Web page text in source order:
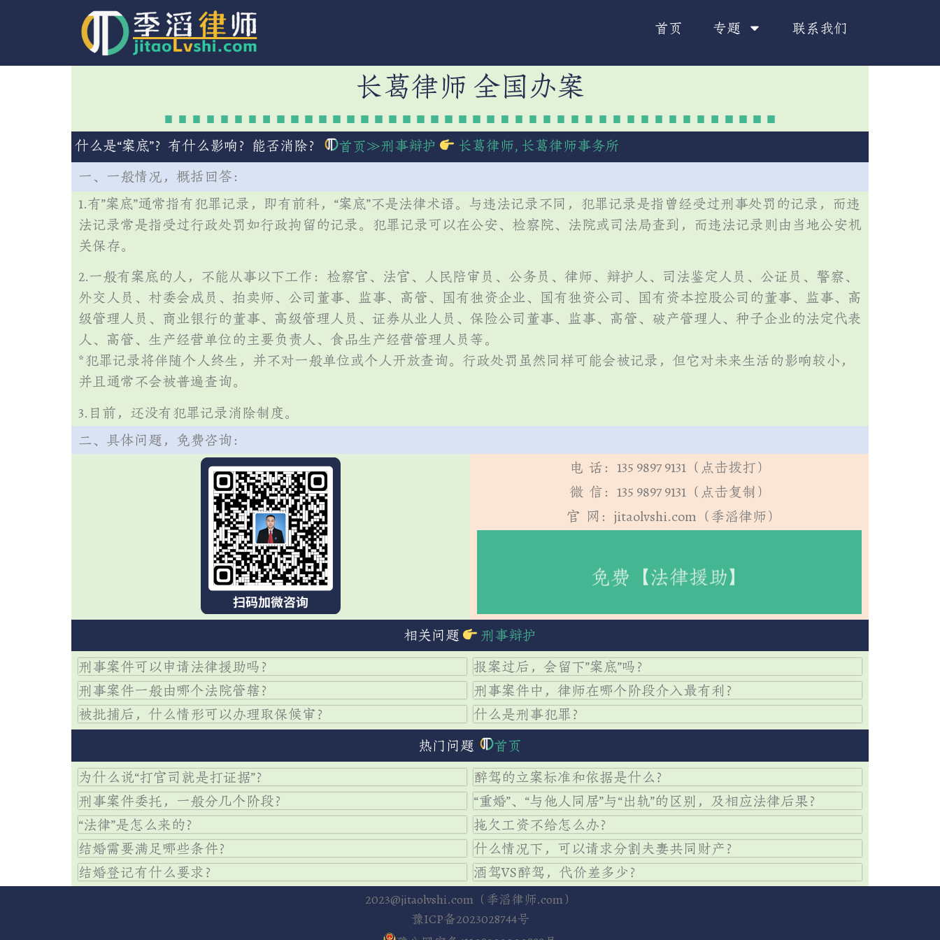
首页 专题 联系我们
长葛律师 全国办案
什么是“案底”？有什么影响？能否消除？ 首页≫刑事辩护 长葛律师 长葛律师事务所
一、一般情况，概括回答：
1.有”案底”通常指有犯罪记录，即有前科，“案底”不是法律术语。与违法记录不同，犯罪记录是指曾经受过刑事处罚的记录，而违
法记录常是指受过行政处罚如行政拘留的记录。犯罪记录可以在公安、检察院、法院或司法局查到，而违法记录则由当地公安机
关保存。
2.一般有案底的人，不能从事以下工作：检察官、法官、人民陪审员、公务员、律师、辩护人、司法鉴定人员、公证员、警察、
外交人员、村委会成员、拍卖师、公司董事、监事、高管、国有独资企业、国有独资公司、国有资本控股公司的董事、监事、高
级管理人员、商业银行的董事、高级管理人员、证券从业人员、保险公司董事、监事、高管、破产管理人、种子企业的法定代表
人、高管、生产经营单位的主要负责人、食品生产经营管理人员等。
*犯罪记录将伴随个人终生，并不对一般单位或个人开放查询。行政处罚虽然同样可能会被记录，但它对未来生活的影响较小，
并且通常不会被普遍查询。
3.目前，还没有犯罪记录消除制度。
二、具体问题，免费咨询：
电 话：135 9897 9131（点击拨打）
微 信：135 9897 9131（点击复制）
官 网：jitaolvshi.com（季滔律师）
免费【法律咨询】 免费【法律援助】
相关问题 刑事辩护
刑事案件可以申请法律援助吗？
报案过后，会留下”案底”吗？
刑事案件一般由哪个法院管辖？
刑事案件中，律师在哪个阶段介入最有利？
被批捕后，什么情形可以办理取保候审？
什么是刑事犯罪？
热门问题 首页
为什么说“打官司就是打证据”？
醉驾的立案标准和依据是什么？
刑事案件委托，一般分几个阶段？
“重婚”、“与他人同居”与“出轨”的区别，及相应法律后果？
“法律”是怎么来的？
拖欠工资不给怎么办？
结婚需要满足哪些条件？
什么情况下，可以请求分割夫妻共同财产？
结婚登记有什么要求？
酒驾VS醉驾，代价差多少？
2023@jitaolvshi.com（季滔律师.com）
豫ICP备2023028744号